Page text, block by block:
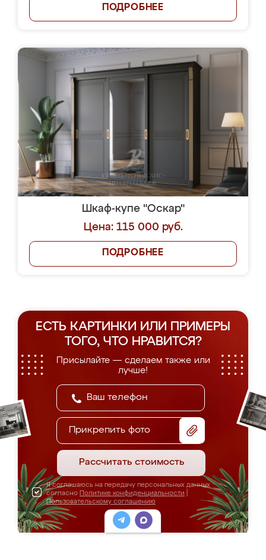
ПОДРОБНЕЕ
Шкаф-купе "Оскар"
Цена: 115 000 руб.
ПОДРОБНЕЕ
ЕСТЬ КАРТИНКИ ИЛИ ПРИМЕРЫ
ТОГО, ЧТО НРАВИТСЯ?
Присылайте — сделаем также или
лучше!
Прикрепить фото
Рассчитать стоимость
Я соглашаюсь на передачу персональных данных
согласно Политике конфиденциальности
Пользовательскому соглашению